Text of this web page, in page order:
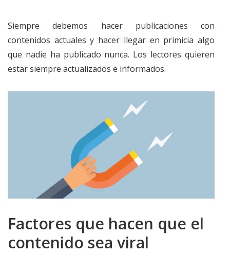
Siempre debemos hacer publicaciones con
contenidos actuales y hacer llegar en primicia algo
que nadie ha publicado nunca. Los lectores quieren
estar siempre actualizados e informados.
Factores que hacen que el
contenido sea viral